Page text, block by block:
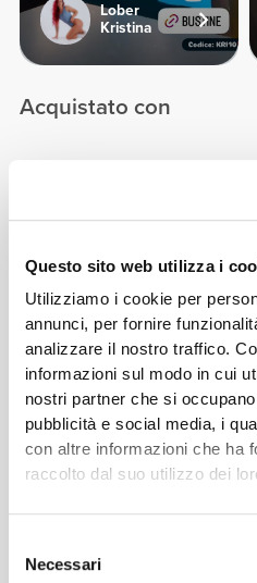
Questo sito web utilizza i
Utilizziamo i cookie per
annunci, per fornire
analizzare il nostro traffico.
informazioni sul modo in cui
nostri partner che si
pubblicità e social media, i
con altre informazioni che ha
raccolto dal suo utilizzo dei
delNecessari
Lober
Kristina
Acquistato con
CHF 49.90
100% Real Whey Protein
907g
Info e assistenza
Lo Shaker X - Black / Desert
concavo ti aiuta ad